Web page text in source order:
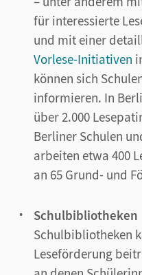
für interessierte
und mit einer
Vorlese-Initiativen
können sich
informieren. In
über 2.000
Berliner Schulen
arbeiten etwa 400
an 65 Grund- und
Schulbibliotheken
Schulbibliotheken
Leseförderung